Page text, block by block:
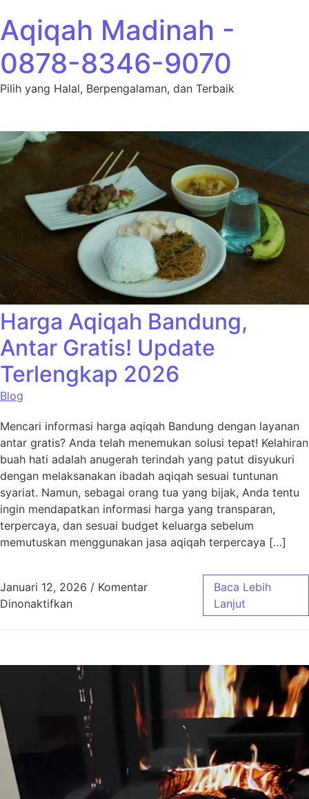
Aqiqah Madinah -
0878-8346-9070
Pilih yang Halal, Berpengalaman, dan Terbaik
Harga Aqiqah Bandung,
Antar Gratis! Update
Terlengkap 2026
Blog
Mencari informasi harga aqiqah Bandung dengan layanan
antar gratis? Anda telah menemukan solusi tepat! Kelahiran
buah hati adalah anugerah terindah yang patut disyukuri
dengan melaksanakan ibadah aqiqah sesuai tuntunan
syariat. Namun, sebagai orang tua yang bijak, Anda tentu
ingin mendapatkan informasi harga yang transparan,
terpercaya, dan sesuai budget keluarga sebelum
memutuskan menggunakan jasa aqiqah terpercaya […]
Januari 12, 2026 / Komentar
Dinonaktifkanpada Harga Aqiqah Bandung, Antar Gratis!
Baca Lebih
Lanjut